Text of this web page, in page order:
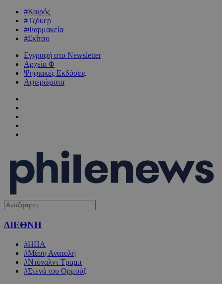
#Καιρός
#Τζόκερ
#Φαρμακεία
#Σκίτσο
Εγγραφή στο Newsletter
Αρχείο Φ
Ψηφιακές Εκδόσεις
Αφιερώματα
ΔΙΕΘΝΗ
#ΗΠΑ
#Μέση Ανατολή
#Ντόναλντ Τραμπ
#Στενά του Ορμούζ